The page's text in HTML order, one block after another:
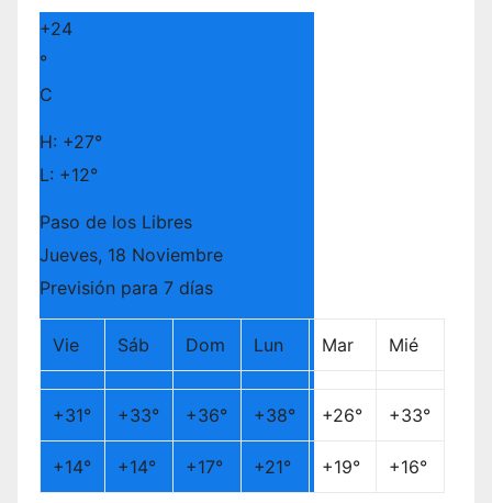
+24
°
C
H: +27°
L: +12°
Paso de los Libres
Jueves, 18 Noviembre
Previsión para 7 días
Vie Sáb Dom Lun Mar Mié
+31° +33° +36° +38° +26° +33°
+14° +14° +17° +21° +19° +16°